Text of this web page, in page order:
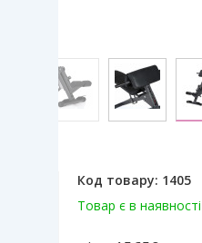
Код товару: 1405
Товар є в наявності